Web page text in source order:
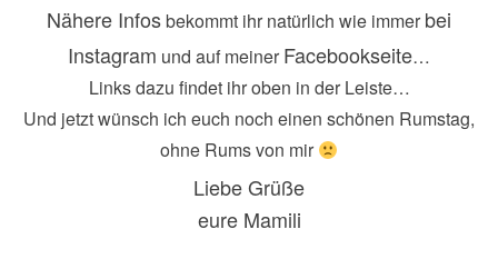
Nähere Infosbekommt ihr natürlich wie immer bei
Instagram und auf meiner Facebookseite…
Links dazu findet ihr oben in der Leiste…
Und jetzt wünsch ich euch noch einen schönen Rumstag,
ohne Rums von mir
Liebe Grüße
eure Mamili